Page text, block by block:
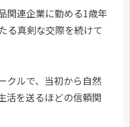
関連企業に勤める1歳年
る真剣な交際を続けて
クルで、当初から自然
活を送るほどの信頼関